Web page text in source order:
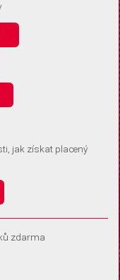
žádné informace
o souhlas s
zařízení, a
zařízení, abychom se
upravit ve Správě
jak získat placený
zdarma